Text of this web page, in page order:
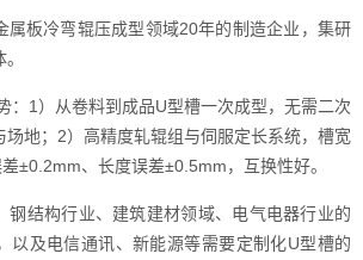
属板冷弯辊压成型领域20年的制造企业，集研
：1）从卷料到成品U型槽一次成型，无需二次
场地；2）高精度轧辊组与伺服定长系统，槽宽
±0.2mm、长度误差±0.5mm，互换性好。
钢结构行业、建筑建材领域、电气电器行业的
以及电信通讯、新能源等需要定制化U型槽的